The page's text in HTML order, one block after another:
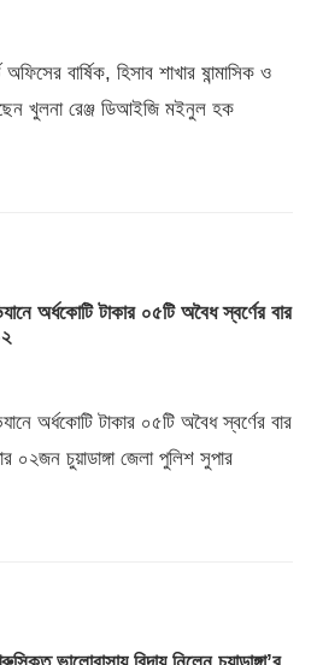
অফিসের বার্ষিক, হিসাব শাখার ষান্মাসিক ও
খুলনা রেঞ্জ ডিআইজি মইনুল হক
অর্ধকোটি টাকার ০৫টি অবৈধ স্বর্ণের বার
অর্ধকোটি টাকার ০৫টি অবৈধ স্বর্ণের বার
০২জন চুয়াডাঙ্গা জেলা পুলিশ সুপার